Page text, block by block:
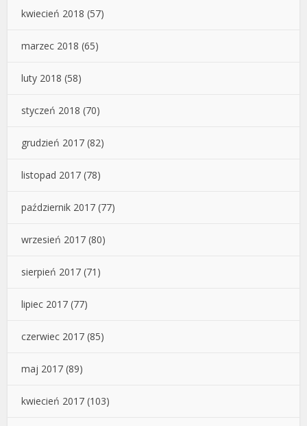
kwiecień 2018 (57)
marzec 2018 (65)
luty 2018 (58)
styczeń 2018 (70)
grudzień 2017 (82)
listopad 2017 (78)
październik 2017 (77)
wrzesień 2017 (80)
sierpień 2017 (71)
lipiec 2017 (77)
czerwiec 2017 (85)
maj 2017 (89)
kwiecień 2017 (103)